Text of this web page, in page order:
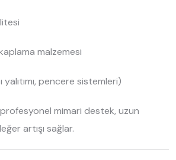
malzemesi
yalıtımı, pencere sistemleri)
mimari destek, uzun
artışı sağlar.